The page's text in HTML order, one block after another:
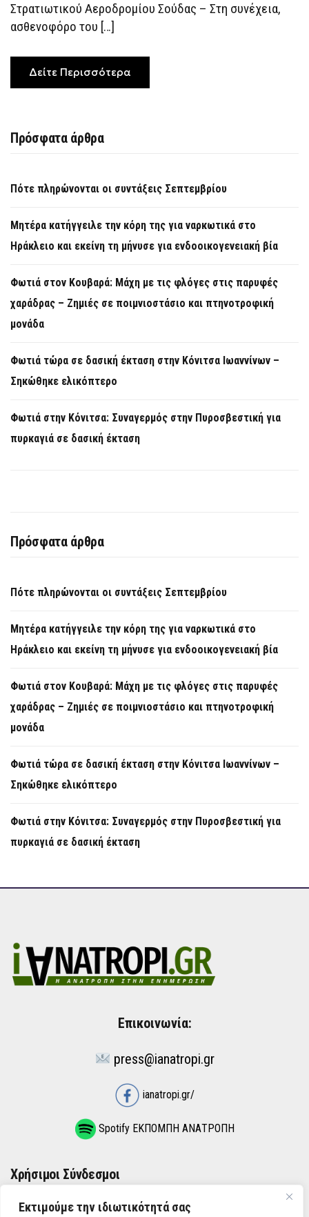
Εκτιμούμε την ιδιωτικότητά σας
Στρατιωτικού Αεροδρομίου Σούδας – Στη συνέχεια,
ασθενοφόρο του […]
Δείτε Περισσότερα
Πρόσφατα άρθρα
Πότε πληρώνονται οι συντάξεις Σεπτεμβρίου
Μητέρα κατήγγειλε την κόρη της για ναρκωτικά στο
Ηράκλειο και εκείνη τη μήνυσε για ενδοοικογενειακή βία
Φωτιά στον Κουβαρά: Μάχη με τις φλόγες στις παρυφές
χαράδρας – Ζημιές σε ποιμνιοστάσιο και πτηνοτροφική
μονάδα
Φωτιά τώρα σε δασική έκταση στην Κόνιτσα Ιωαννίνων –
Σηκώθηκε ελικόπτερο
Φωτιά στην Κόνιτσα: Συναγερμός στην Πυροσβεστική για
πυρκαγιά σε δασική έκταση
Πρόσφατα άρθρα
Πότε πληρώνονται οι συντάξεις Σεπτεμβρίου
Μητέρα κατήγγειλε την κόρη της για ναρκωτικά στο
Ηράκλειο και εκείνη τη μήνυσε για ενδοοικογενειακή βία
Φωτιά στον Κουβαρά: Μάχη με τις φλόγες στις παρυφές
χαράδρας – Ζημιές σε ποιμνιοστάσιο και πτηνοτροφική
μονάδα
Φωτιά τώρα σε δασική έκταση στην Κόνιτσα Ιωαννίνων –
Σηκώθηκε ελικόπτερο
Φωτιά στην Κόνιτσα: Συναγερμός στην Πυροσβεστική για
πυρκαγιά σε δασική έκταση
Επικοινωνία:
press@ianatropi.gr
ianatropi.gr/
Spotify ΕΚΠΟΜΠΗ ΑΝΑΤΡΟΠΗ
Χρήσιμοι Σύνδεσμοι
ΌΡΟΙ ΧΡΉΣΗΣ